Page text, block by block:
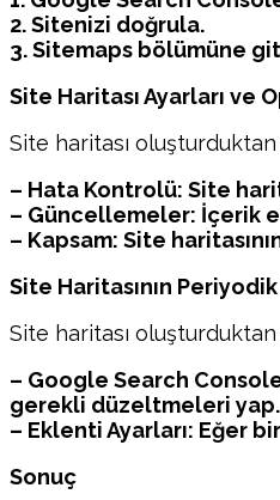
2. Sitenizi doğrula.
3. Sitemaps bölümüne
Site Haritası Ayarları ve
Site haritası
– Hata Kontrolü: Site
– Güncellemeler: İçerik
– Kapsam: Site
Site Haritasının
Site haritası
– Google Search
gerekli düzeltmeleri yap.
– Eklenti Ayarları: Eğer
Sonuç